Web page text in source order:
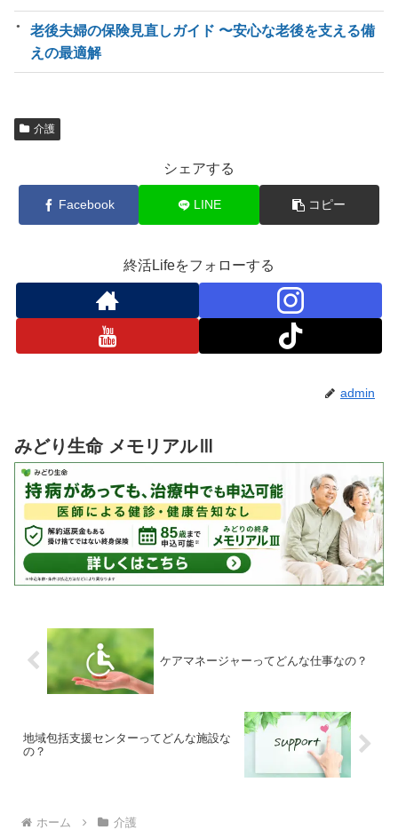
老後夫婦の保険見直しガイド 〜安心な老後を支える備
えの最適解
介護
シェアする
Facebook LINE コピー
終活Lifeをフォローする
admin
みどり生命 メモリアルⅢ
ケアマネージャーってどんな仕事なの？
地域包括支援センターってどんな施設な
の？
ホーム 介護